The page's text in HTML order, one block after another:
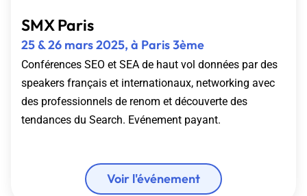
SMX Paris
25 & 26 mars 2025, à Paris 3ème
Conférences SEO et SEA de haut vol données par des
speakers français et internationaux, networking avec
des professionnels de renom et découverte des
tendances du Search. Evénement payant.
Voir l'événement